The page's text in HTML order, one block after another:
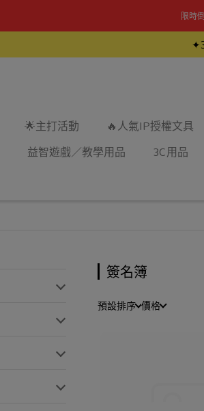
限時
🌟主打活動 🔥人氣IP授權文具
益智遊戲／教學用品 3C用品
簽名簿
預設排序 價格